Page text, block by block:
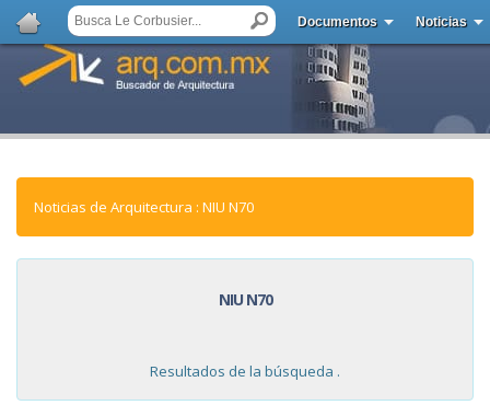
Documentos Noticias
Noticias de Arquitectura : NIU N70
NIU N70
Resultados de la búsqueda .